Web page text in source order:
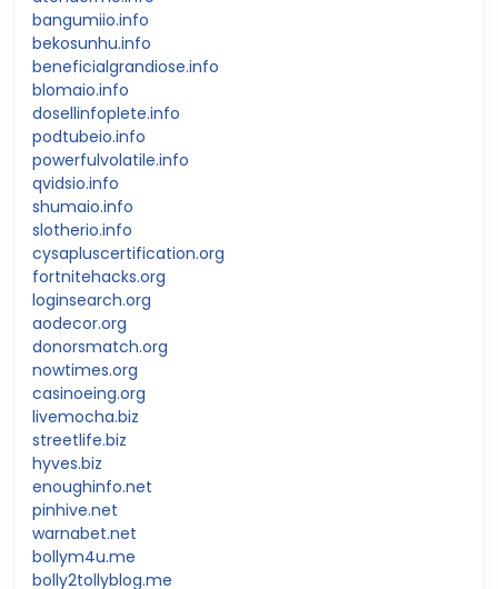
bangumiio.info
bekosunhu.info
beneficialgrandiose.info
blomaio.info
dosellinfoplete.info
podtubeio.info
powerfulvolatile.info
qvidsio.info
shumaio.info
slotherio.info
cysapluscertification.org
fortnitehacks.org
loginsearch.org
aodecor.org
donorsmatch.org
nowtimes.org
casinoeing.org
livemocha.biz
streetlife.biz
hyves.biz
enoughinfo.net
pinhive.net
warnabet.net
bollym4u.me
bolly2tollyblog.me